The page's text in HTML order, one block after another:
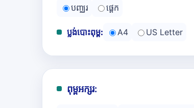
បញ្ឈរ ផ្ដេក
ប្លង់បោះពុម្ព: A4 US Letter
ពុម្ពអក្សរ: